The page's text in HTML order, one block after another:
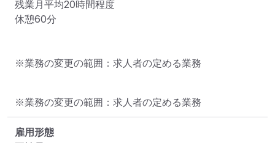
残業月平均20時間程度
休憩60分
※業務の変更の範囲：求人者の定める業務
※業務の変更の範囲：求人者の定める業務
雇用形態